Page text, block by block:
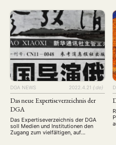
(Saale) In a time of geological
(‘Anthropocene’) and geopolitical
transformations, scholars of Asian
studies are faced with …
DGA NEWS 2022.4.21 {:de}
Das neue Expertiseverzeichnis der
DGA
Das Expertiseverzeichnis der DGA
soll Medien und Institutionen den
Zugang zum vielfältigen, auf